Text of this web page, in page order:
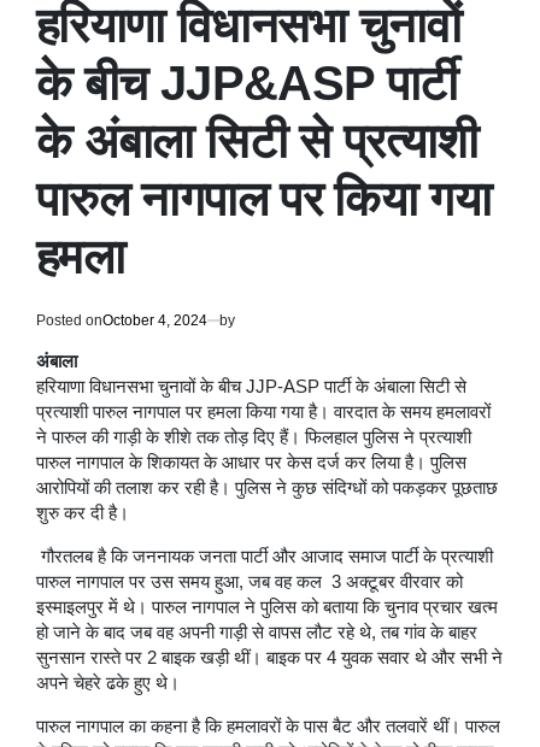
हरियाणा विधानसभा चुनावों
के बीच JJP&ASP पार्टी
के अंबाला सिटी से प्रत्याशी
पारुल नागपाल पर किया गया
हमला
Posted onOctober 4, 2024 by
अंबाला
हरियाणा विधानसभा चुनावों के बीच JJP-ASP पार्टी के अंबाला सिटी से
प्रत्याशी पारुल नागपाल पर हमला किया गया है। वारदात के समय हमलावरों
ने पारुल की गाड़ी के शीशे तक तोड़ दिए हैं। फिलहाल पुलिस ने प्रत्याशी
पारुल नागपाल के शिकायत के आधार पर केस दर्ज कर लिया है। पुलिस
आरोपियों की तलाश कर रही है। पुलिस ने कुछ संदिग्धों को पकड़कर पूछताछ
शुरु कर दी है।
गौरतलब है कि जननायक जनता पार्टी और आजाद समाज पार्टी के प्रत्याशी
पारुल नागपाल पर उस समय हुआ, जब वह कल 3 अक्टूबर वीरवार को
इस्माइलपुर में थे। पारुल नागपाल ने पुलिस को बताया कि चुनाव प्रचार खत्म
हो जाने के बाद जब वह अपनी गाड़ी से वापस लौट रहे थे, तब गांव के बाहर
सुनसान रास्ते पर 2 बाइक खड़ी थीं। बाइक पर 4 युवक सवार थे और सभी ने
अपने चेहरे ढके हुए थे।
पारुल नागपाल का कहना है कि हमलावरों के पास बैट और तलवारें थीं। पारुल